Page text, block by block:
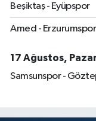
Beşiktaş - Eyüpspor
Amed - Erzurumspor
17 Ağustos,
Samsunspor -